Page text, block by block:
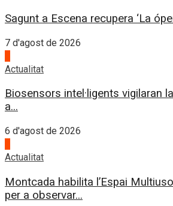
Sagunt a Escena recupera ‘La
7 d'agost de 2026
Actualitat
Biosensors intel·ligents vigilaran
a...
6 d'agost de 2026
Actualitat
Montcada habilita l’Espai
per a observar...